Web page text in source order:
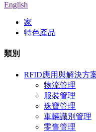
English
家
特色產品
類別
RFID應用與解決方
物流管理
服裝管理
珠寶管理
車輛識別管理
零售管理